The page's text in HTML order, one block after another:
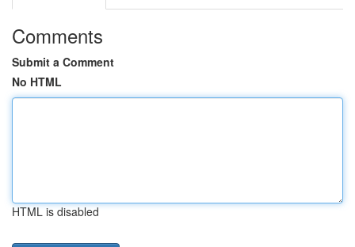
Comments
Submit a Comment
No HTML
HTML is disabled